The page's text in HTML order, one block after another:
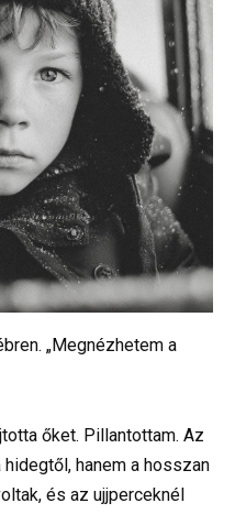
„Megnézhetem a
őket. Pillantottam. Az
hanem a hosszan
és az ujjperceknél